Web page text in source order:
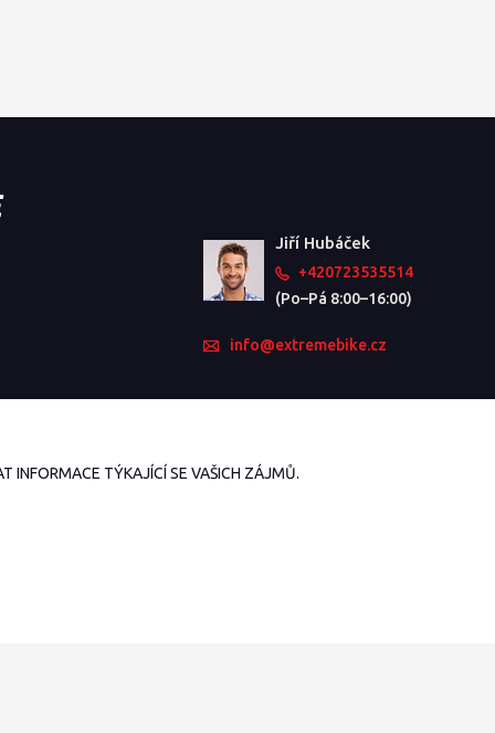
Jiří Hubáček
+420723535514
(Po–Pá 8:00–16:00)
info@extremebike.cz
INFORMACE TÝKAJÍCÍ SE VAŠICH ZÁJMŮ.